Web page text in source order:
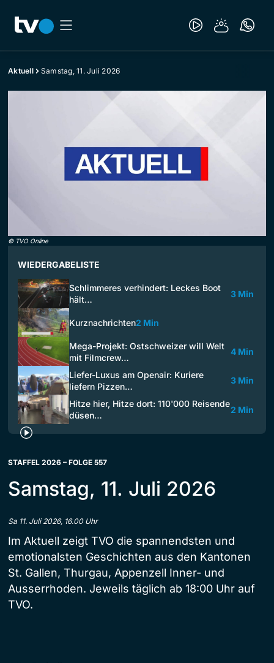
Aktuell Samstag, 11. Juli 2026
© TVO Online
WIEDERGABELISTE
Schlimmeres verhindert: Leckes Boot
hält…
3 Min
Kurznachrichten2 Min
Mega-Projekt: Ostschweizer will Welt
mit Filmcrew…
4 Min
Liefer-Luxus am Openair: Kuriere
liefern Pizzen…
3 Min
Hitze hier, Hitze dort: 110'000 Reisende
düsen…
2 Min
STAFFEL 2026 – FOLGE 557
Samstag, 11. Juli 2026
Sa 11. Juli 2026, 16.00 Uhr
Im Aktuell zeigt TVO die spannendsten und
emotionalsten Geschichten aus den Kantonen
St. Gallen, Thurgau, Appenzell Inner- und
Ausserrhoden. Jeweils täglich ab 18:00 Uhr auf
TVO.